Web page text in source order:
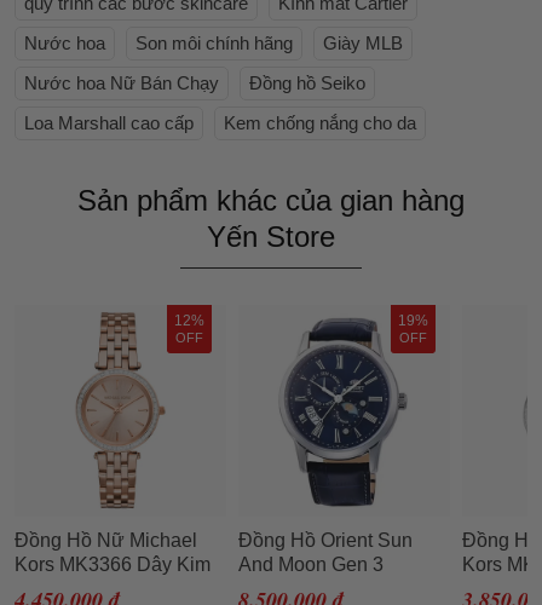
Nước hoa
Son môi chính hãng
Giày MLB
Nước hoa Nữ Bán Chạy
Đồng hồ Seiko
Loa Marshall cao cấp
Kem chống nắng cho da
Sản phẩm khác của gian hàng
Yến Store
12%
OFF
Đồng Hồ Nữ Michael
Kors MK3366 Dây Kim
Loại Màu Vàng Hồng
19%
OFF
Đồng Hồ Orient Sun
And Moon Gen 3
SAK00005D0 / RN-
Đồng
Kors